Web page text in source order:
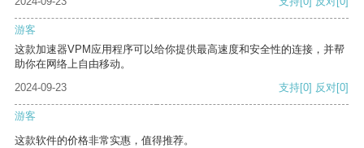
游客
这款加速器VPM应用程序可以给你提供最高速度和安全性的连接，并帮
助你在网络上自由移动。
2024-09-23
支持[0] 反对[0]
游客
这款软件的价格非常实惠，值得推荐。